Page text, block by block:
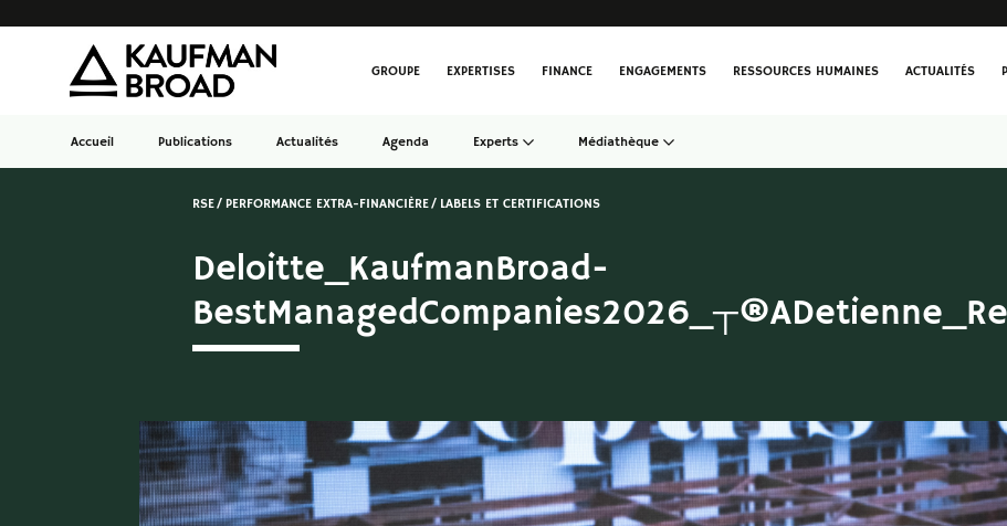
GROUPE EXPERTISES FINANCE ENGAGEMENTS RESSOURCES HUMAINES ACTUALITÉS
Accueil Publications Actualités Agenda Experts Médiathèque
RSE PERFORMANCE EXTRA-FINANCIÈRE LABELS ET CERTIFICATIONS
Deloitte_KaufmanBroad-